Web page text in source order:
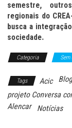
semestre,
regionais do
busca a
sociedade.
Categoria
Tags Acic
projeto Conversa
Alencar
Notícias